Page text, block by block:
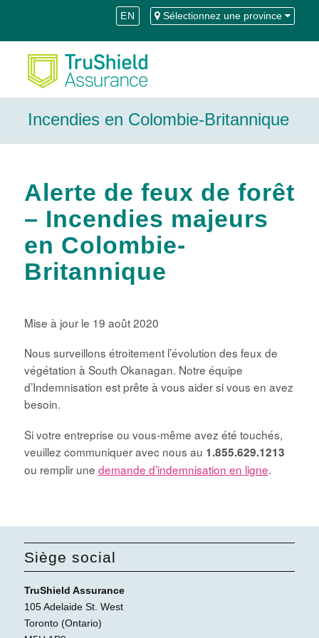
Content
la
navigation
EN Sélectionnez une province
Incendies en Colombie-Britannique
Alerte de feux de forêt
– Incendies majeurs
en Colombie-
Britannique
Mise à jour le 19 août 2020
Nous surveillons étroitement l’évolution des feux de
végétation à South Okanagan. Notre équipe
d’Indemnisation est prête à vous aider si vous en avez
besoin.
Si votre entreprise ou vous-même avez été touchés,
veuillez communiquer avec nous au 1.855.629.1213
ou remplir une demande d’indemnisation en ligne.
Siège social
TruShield Assurance
105 Adelaide St. West
Toronto (Ontario)